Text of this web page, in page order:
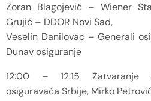
Zoran Blagojević – Wiener
Grujić – DDOR Novi Sad,
Veselin Danilovac – Generali
Dunav osiguranje
12:00 – 12:15 Zatvaranje
osiguravača Srbije, Mirko